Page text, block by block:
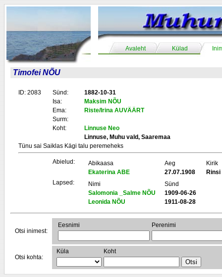
Avaleht Külad
Timofei NÕU
ID: 2083 Sünd:
1882-10-31
Isa:
Maksim NÕU
Ema:
Riste/Irina AUVÄÄRT
Surm:
Koht:
Linnuse Neo
Linnuse, Muhu vald, Saaremaa
Tünu sai Saiklas Kägi talu peremeheks
Abielud: Abikaasa Aeg
Kirik
Ekaterina ABE
27.07.1908
Rinsi
Lapsed:
Nimi
Sünd
Salomonia _Salme NÕU
1909-06-26
Leonida NÕU
1911-08-28
Otsi inimest:
Eesnimi Perenimi
Otsi kohta:
Küla Koht